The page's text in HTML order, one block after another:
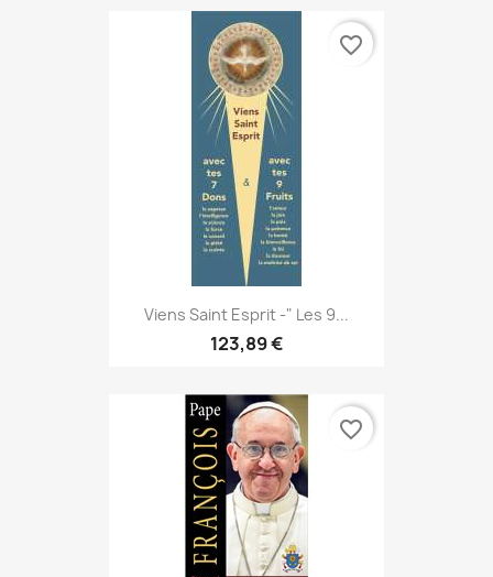
Viens Saint Esprit -" Les 9...
123,89 €
favorite_border
favorite_border